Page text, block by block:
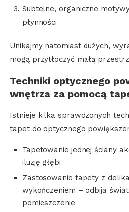
Subtelne, organiczne
płynności
Unikajmy natomiast dużych,
mogą przytłoczyć małą
Techniki optycznego
wnętrza za pomocą
Istnieje kilka sprawdzonych
tapet do optycznego
Tapetowanie jednej ściany
iluzję głębi
Zastosowanie tapety z
wykończeniem – odbija
pomieszczenie